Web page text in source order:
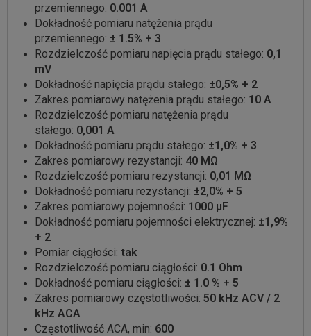
przemiennego: 0.001 A
Dokładność pomiaru natężenia prądu
przemiennego: ± 1.5% + 3
Rozdzielczość pomiaru napięcia prądu stałego: 0,1
mV
Dokładność napięcia prądu stałego: ±0,5% + 2
Zakres pomiarowy natężenia prądu stałego: 10 A
Rozdzielczość pomiaru natężenia prądu
stałego: 0,001 A
Dokładność pomiaru prądu stałego: ±1,0% + 3
Zakres pomiarowy rezystancji: 40 MΩ
Rozdzielczość pomiaru rezystancji: 0,01 MΩ
Dokładność pomiaru rezystancji: ±2,0% + 5
Zakres pomiarowy pojemności: 1000 µF
Dokładność pomiaru pojemności elektrycznej: ±1,9%
+ 2
Pomiar ciągłości: tak
Rozdzielczość pomiaru ciągłości: 0.1 Ohm
Dokładność pomiaru ciągłości: ± 1.0 % + 5
Zakres pomiarowy częstotliwości: 50 kHz ACV / 2
kHz ACA
Częstotliwość ACA, min: 600